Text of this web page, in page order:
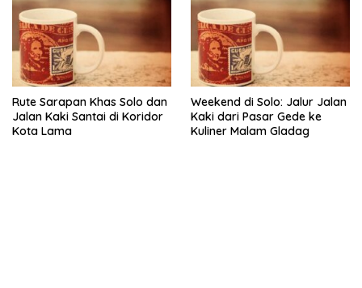
Rute Sarapan Khas Solo dan
Jalan Kaki Santai di Koridor
Kota Lama
Weekend di Solo: Jalur Jalan
Kaki dari Pasar Gede ke
Kuliner Malam Gladag